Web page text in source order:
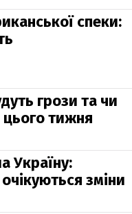
спеки:
грози та чи
цього тижня
Україну:
зміни